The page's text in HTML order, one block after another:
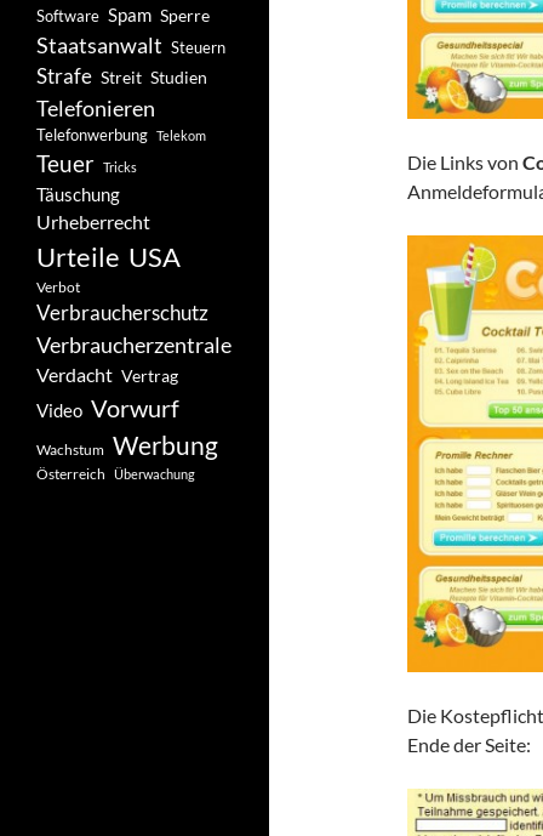
Die Links von
Die
Ende der Seite:
Software Spam Sperre
Staatsanwalt Steuern
Strafe Streit Studien
Telefonieren
Telefonwerbung Telekom
Teuer Tricks
Täuschung
Urheberrecht
Urteile USA
Verbot
Verbraucherschutz
Verbraucherzentrale
Verdacht Vertrag
Video Vorwurf
Wachstum Werbung
Österreich Überwachung